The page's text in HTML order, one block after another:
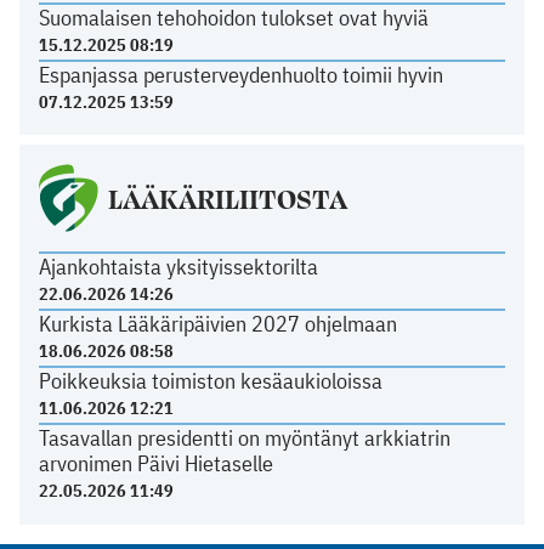
Suomalaisen tehohoidon tulokset ovat hyviä
15.12.2025 08:19
Espanjassa perusterveydenhuolto toimii hyvin
07.12.2025 13:59
LÄÄKÄRILIITOSTA
Ajankohtaista yksityissektorilta
22.06.2026 14:26
Kurkista Lääkäripäivien 2027 ohjelmaan
18.06.2026 08:58
Poikkeuksia toimiston kesäaukioloissa
11.06.2026 12:21
Tasavallan presidentti on myöntänyt arkkiatrin
arvonimen Päivi Hietaselle
22.05.2026 11:49